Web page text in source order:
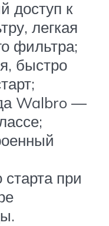
доступ к
легкая
фильтра;
быстро
Walbro —
при